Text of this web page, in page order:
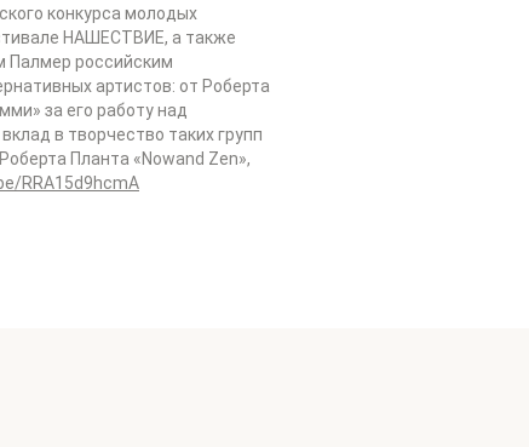
конкурса молодых
НАШЕСТВИЕ, а также
Палмер российским
артистов: от Роберта
за его работу над
в творчество таких групп
Планта «Nowand Zen»,
RRA15d9hcmA